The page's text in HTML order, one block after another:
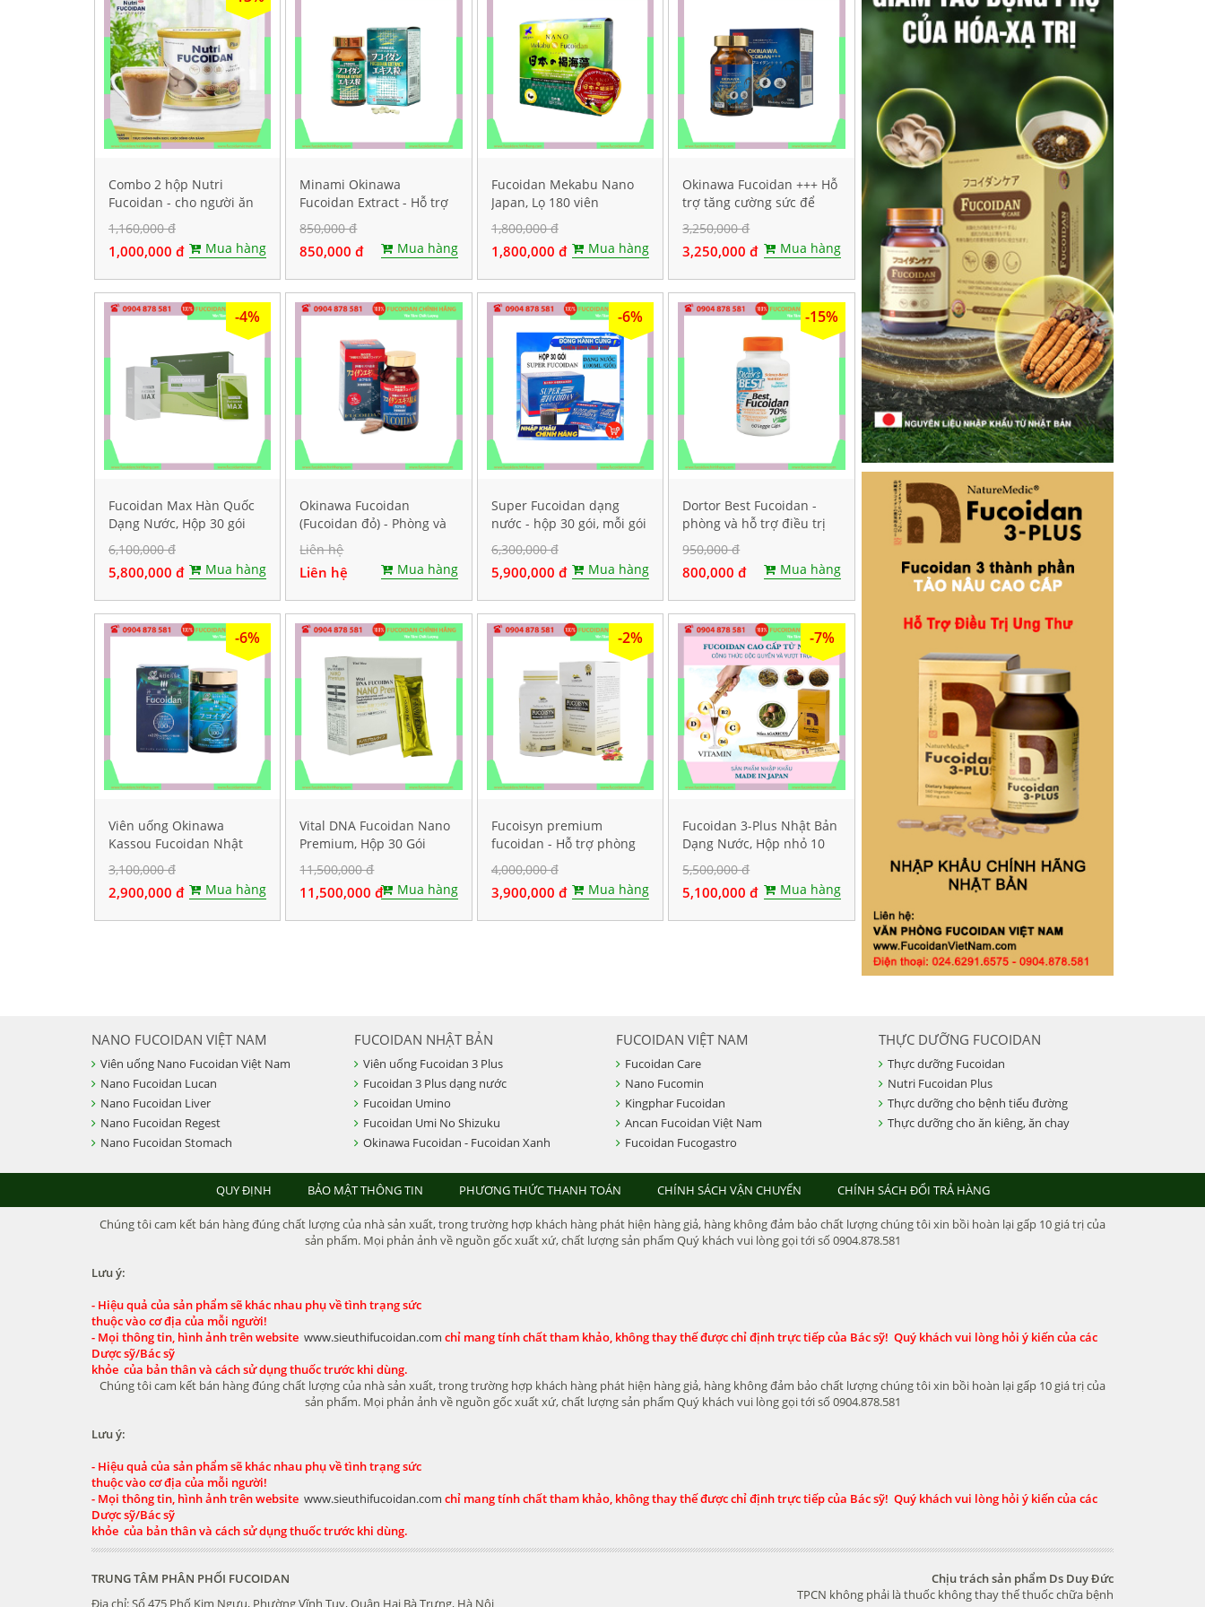
Combo 2 hộp Nutri
Fucoidan - cho người ăn
kiêng, ăn chay
1,160,000 đ
1,000,000 đ Mua hàng
Minami Okinawa
Fucoidan Extract - Hỗ trợ
điều trị ung thư, Lọ 240
viên
850,000 đ
850,000 đ Mua hàng
Fucoidan Mekabu Nano
Japan, Lọ 180 viên
1,800,000 đ
1,800,000 đ Mua hàng
Okinawa Fucoidan +++ Hỗ
trợ tăng cường sức để
kháng, Hộp 30 viên
3,250,000 đ
3,250,000 đ Mua hàng
-4%
Fucoidan Max Hàn Quốc
Dạng Nước, Hộp 30 gói
mỗi gói 40ml
6,100,000 đ
5,800,000 đ Mua hàng
Okinawa Fucoidan
(Fucoidan đỏ) - Phòng và
hỗ trợ điều trị ung thư,
Hộp 150 viên
Liên hệ
Liên hệ Mua hàng
-6%
Super Fucoidan dạng
nước - hộp 30 gói, mỗi gói
chứa 100ml
6,300,000 đ
5,900,000 đ Mua hàng
-15%
Dortor Best Fucoidan -
phòng và hỗ trợ điều trị
ung thư, hộp 60 viên
950,000 đ
800,000 đ Mua hàng
-6%
Viên uống Okinawa
Kassou Fucoidan Nhật
Bản - Hộp 150 viên
3,100,000 đ
2,900,000 đ Mua hàng
Vital DNA Fucoidan Nano
Premium, Hộp 30 Gói
11,500,000 đ
11,500,000 đ Mua hàng
-2%
Fucoisyn premium
fucoidan - Hỗ trợ phòng
và điều trị ung thư, Hộp
60 viên
4,000,000 đ
3,900,000 đ Mua hàng
-7%
Fucoidan 3-Plus Nhật Bản
Dạng Nước, Hộp nhỏ 10
gói
5,500,000 đ
5,100,000 đ Mua hàng
NANO FUCOIDAN VIỆT NAM
Viên uống Nano Fucoidan Việt Nam
Nano Fucoidan Lucan
Nano Fucoidan Liver
Nano Fucoidan Regest
Nano Fucoidan Stomach
FUCOIDAN NHẬT BẢN
Viên uống Fucoidan 3 Plus
Fucoidan 3 Plus dạng nước
Fucoidan Umino
Fucoidan Umi No Shizuku
Okinawa Fucoidan - Fucoidan Xanh
FUCOIDAN VIỆT NAM
Fucoidan Care
Nano Fucomin
Kingphar Fucoidan
Ancan Fucoidan Việt Nam
Fucoidan Fucogastro
THỰC DƯỠNG FUCOIDAN
Thực dưỡng Fucoidan
Nutri Fucoidan Plus
Thực dưỡng cho bệnh tiểu đường
Thực dưỡng cho ăn kiêng, ăn chay
QUY ĐỊNH BẢO MẬT THÔNG TIN PHƯƠNG THỨC THANH TOÁN CHÍNH SÁCH VẬN CHUYỂN CHÍNH SÁCH ĐỔI TRẢ HÀNG
Chúng tôi cam kết bán hàng đúng chất lượng của nhà sản xuất, trong trường hợp khách hàng phát hiện hàng giả, hàng không đảm bảo chất lượng chúng tôi xin bồi hoàn lại gấp 10 giá trị của
sản phẩm. Mọi phản ảnh về nguồn gốc xuất xứ, chất lượng sản phẩm Quý khách vui lòng gọi tới số 0904.878.581
Lưu ý:
- Hiệu quả của sản phẩm sẽ khác nhau phụ về tình trạng sức
thuộc vào cơ địa của mỗi người!
- Mọi thông tin, hình ảnh trên website www.sieuthifucoidan.com chỉ mang tính chất tham khảo, không thay thế được chỉ định trực tiếp của Bác sỹ! Quý khách vui lòng hỏi ý kiến của các
Dược sỹ/Bác sỹ
khỏe của bản thân và cách sử dụng thuốc trước khi dùng.
Chúng tôi cam kết bán hàng đúng chất lượng của nhà sản xuất, trong trường hợp khách hàng phát hiện hàng giả, hàng không đảm bảo chất lượng chúng tôi xin bồi hoàn lại gấp 10 giá trị của
sản phẩm. Mọi phản ảnh về nguồn gốc xuất xứ, chất lượng sản phẩm Quý khách vui lòng gọi tới số 0904.878.581
Lưu ý:
- Hiệu quả của sản phẩm sẽ khác nhau phụ về tình trạng sức
thuộc vào cơ địa của mỗi người!
- Mọi thông tin, hình ảnh trên website www.sieuthifucoidan.com chỉ mang tính chất tham khảo, không thay thế được chỉ định trực tiếp của Bác sỹ! Quý khách vui lòng hỏi ý kiến của các
Dược sỹ/Bác sỹ
khỏe của bản thân và cách sử dụng thuốc trước khi dùng.
TRUNG TÂM PHÂN PHỐI FUCOIDAN
Địa chỉ: Số 475 Phố Kim Ngưu, Phường Vĩnh Tuy, Quận Hai Bà Trưng, Hà Nội
Chịu trách sản phẩm Ds Duy Đức
TPCN không phải là thuốc không thay thế thuốc chữa bệnh